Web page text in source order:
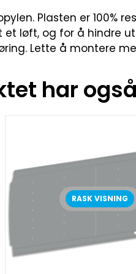
Plasten er 100%
løft, og for å hindre
Lette å montere
har
RASK VISNING